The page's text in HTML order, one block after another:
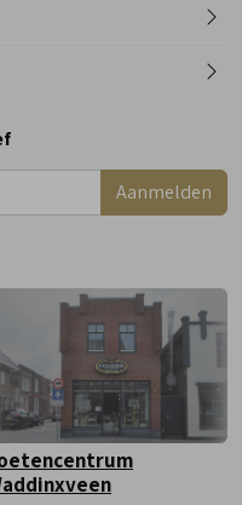
9:00 - 18:00
9:00 - 17:00
Aanmelden